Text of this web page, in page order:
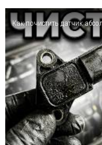
Как почистить датчик